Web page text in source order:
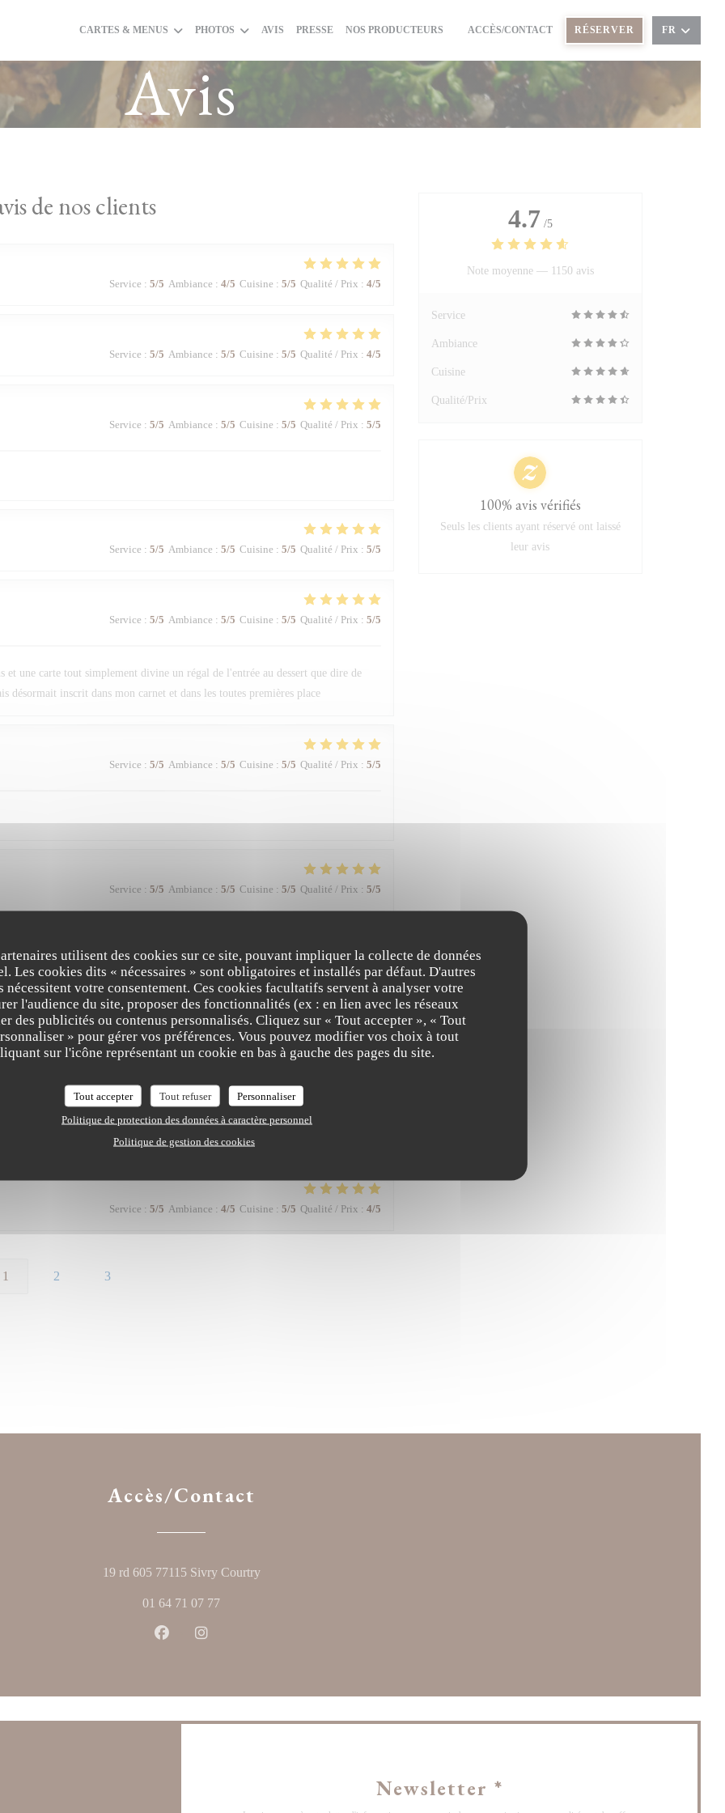
utilisent des cookies sur ce site, pouvant impliquer la collecte de données
Les cookies dits « nécessaires » sont obligatoires et installés par défaut. D'autres
votre consentement. Ces cookies facultatifs servent à analyser votre
l'audience du site, proposer des fonctionnalités (ex : en lien avec les réseaux
des publicités ou contenus personnalisés. Cliquez sur « Tout accepter », « Tout
» pour gérer vos préférences. Vous pouvez modifier vos choix à tout
sur l'icône représentant un cookie en bas à gauche des pages du site.
Tout accepter Tout refuser
Personnaliser
Politique de protection des données à caractère personnel
Politique de gestion des cookies
CARTES & MENUS PHOTOS AVIS PRESSE NOS PRODUCTEURS ACCÈS/CONTACT RÉSERVER FR
Avis
de nos clients
Service : 5/5 Ambiance : 4/5 Cuisine : 5/5 Qualité / Prix : 4/5
Service : 5/5 Ambiance : 5/5 Cuisine : 5/5 Qualité / Prix : 4/5
Service : 5/5 Ambiance : 5/5 Cuisine : 5/5 Qualité / Prix : 5/5
Service : 5/5 Ambiance : 5/5 Cuisine : 5/5 Qualité / Prix : 5/5
Service : 5/5 Ambiance : 5/5 Cuisine : 5/5 Qualité / Prix : 5/5
et une carte tout simplement divine un régal de l'entrée au dessert que dire de
désormait inscrit dans mon carnet et dans les toutes premières place
Service : 5/5 Ambiance : 5/5 Cuisine : 5/5 Qualité / Prix : 5/5
Service : 5/5 Ambiance : 5/5 Cuisine : 5/5 Qualité / Prix : 5/5
bon moment
Service : 5 5 /5 Cuisine /5 Qualité / Prix :
prix.
Service: 5 /5 Ambiance: 5/5 Cuisine
Service : 5/5 Ambiance : 4/5 Cuisine : 5/5 Qualité / Prix : 4/5
1 2 3
4.7 /5
Note moyenne — 1150 avis
Service
Ambiance
Cuisine
Qualité/Prix
100% avis vérifiés
Seuls les clients ayant réservé ont laissé
leur avis
Accès/Contact
19 rd 605 77115 Sivry Courtry((ouvre une nouvelle fenêtre))
01 64 71 07 77
Facebook ((ouvre une nouvelle fenêtre))
Newsletter *